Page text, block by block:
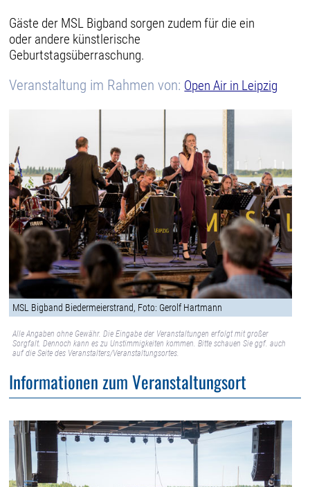
Gäste der MSL Bigband sorgen zudem für die ein
oder andere künstlerische
Geburtstagsüberraschung.
Veranstaltung im Rahmen von: Open Air in Leipzig
MSL Bigband Biedermeierstrand, Foto: Gerolf Hartmann
Alle Angaben ohne Gewähr. Die Eingabe der Veranstaltungen erfolgt mit großer
Sorgfalt. Dennoch kann es zu Unstimmigkeiten kommen. Bitte schauen Sie ggf. auch
auf die Seite des Veranstalters/Veranstaltungsortes.
Informationen zum Veranstaltungsort